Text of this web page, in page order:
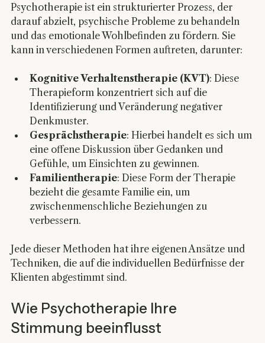
Psychotherapie ist ein strukturierter Prozess, der
darauf abzielt, psychische Probleme zu behandeln
und das emotionale Wohlbefinden zu fördern. Sie
kann in verschiedenen Formen auftreten, darunter:
Kognitive Verhaltenstherapie (KVT): Diese
Therapieform konzentriert sich auf die
Identifizierung und Veränderung negativer
Denkmuster.
Gesprächstherapie: Hierbei handelt es sich um
eine offene Diskussion über Gedanken und
Gefühle, um Einsichten zu gewinnen.
Familientherapie: Diese Form der Therapie
bezieht die gesamte Familie ein, um
zwischenmenschliche Beziehungen zu
verbessern.
Jede dieser Methoden hat ihre eigenen Ansätze und
Techniken, die auf die individuellen Bedürfnisse der
Klienten abgestimmt sind.
Wie Psychotherapie Ihre
Stimmung beeinflusst